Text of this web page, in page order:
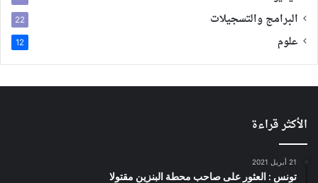
البرامج والتسجيلات 22
علوم 12
الأكثر قراءة
21 أبريل 2021
تونس : العثور على صاحب محطة البنزين مقتولا